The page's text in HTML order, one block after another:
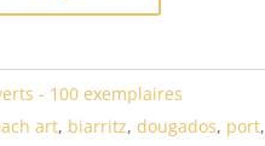
- 100 exemplaires
art, biarritz,dougados, port,